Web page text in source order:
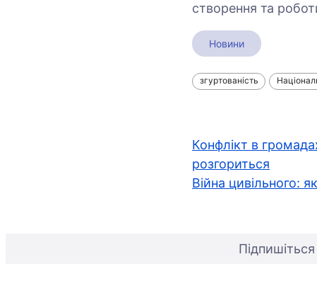
створення та
Новини
згуртованість
Навігація
записів
Конфлікт в
розгориться
Війна цивільного: